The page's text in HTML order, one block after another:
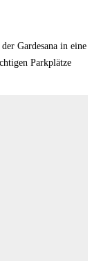
Gardesana in eine
Parkplätze